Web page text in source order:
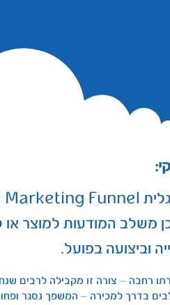
משלב המודעות למוצר או
וביצועה בפועל.
רחבה – צורה זו מקבילה לרבים
בדרך למכירה – המשפך נסגר